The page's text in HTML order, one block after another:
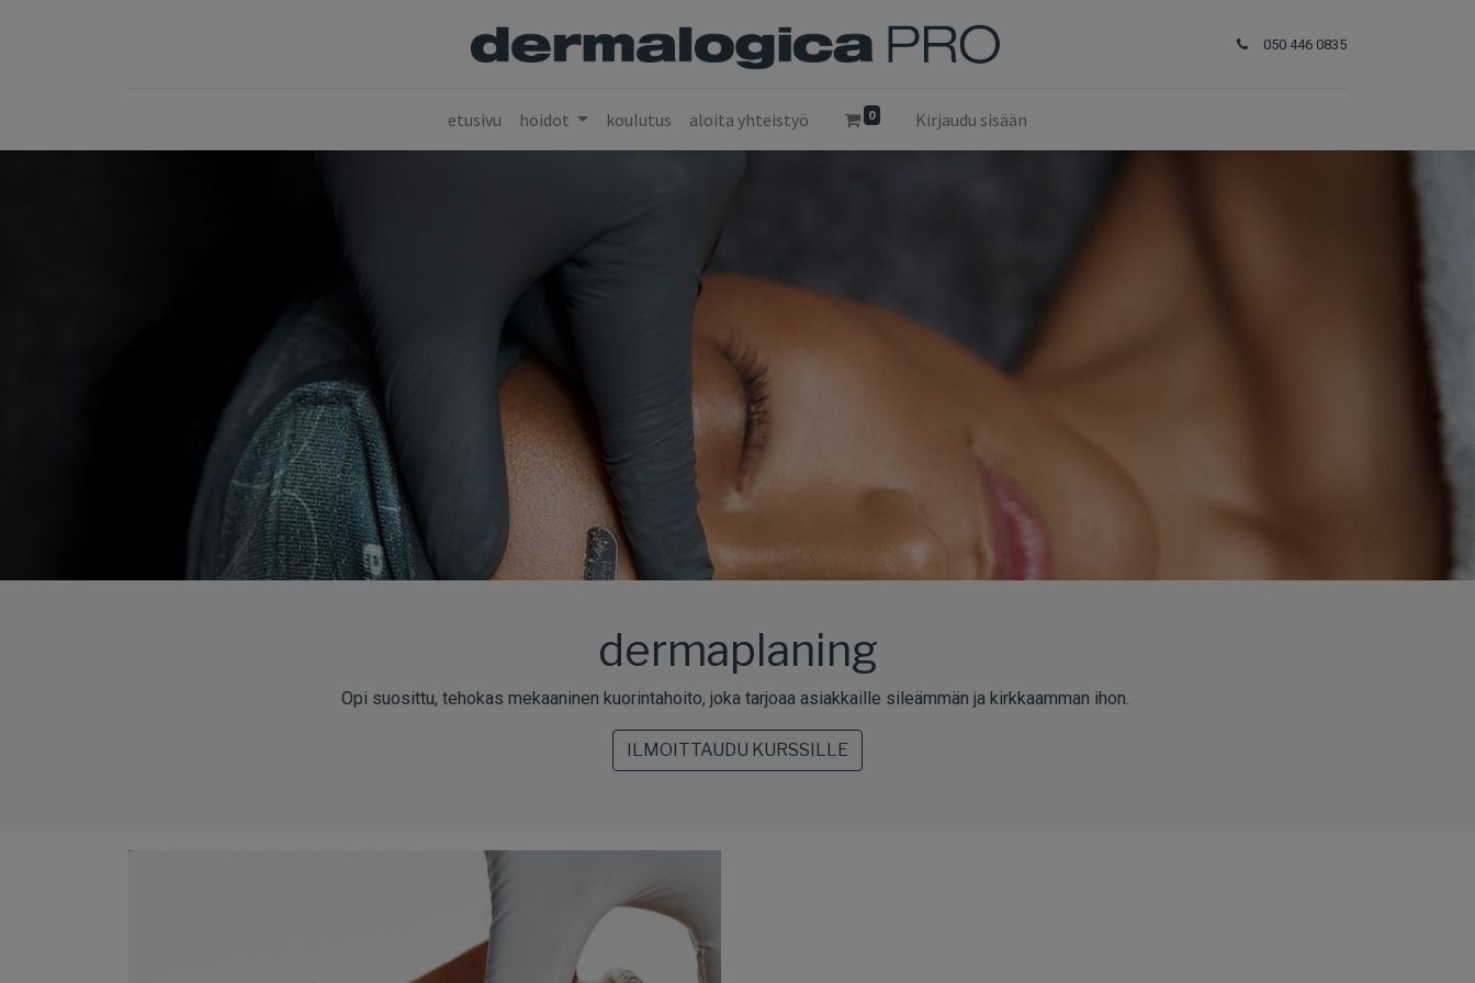
050 446 0835
etusivu hoidot koulutus aloita yhteistyö 0 Kirjaudu sisään
dermaplaning
Opi suosittu, tehokas mekaaninen kuorintahoito, joka tarjoaa asiakkaille sileämmän ja kirkkaamman ihon.
ILMOITTAUDU KURSSILLE